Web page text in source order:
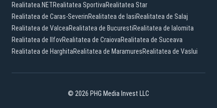
Realitatea.NETRealitatea SportivaRealitatea Star
Realitatea de Caras-SeverinRealitatea de IasiRealitatea de Salaj
Realitatea de ValceaRealitatea de BucurestiRealitatea de Ialomita
Realitatea de IlfovRealitatea de CraiovaRealitatea de Suceava
Realitatea de HarghitaRealitatea de MaramuresRealitatea de Vaslui
© 2026 PHG Media Invest LLC